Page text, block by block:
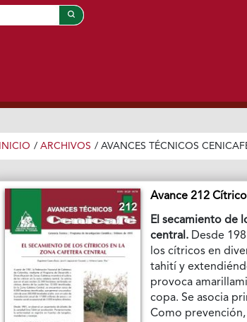
INICIO / ARCHIVOS / AVANCES TÉCNICOS
Avance 212
El secamiento de
central. Desde
los cítricos en
tahití y
provoca
copa. Se asocia
Como